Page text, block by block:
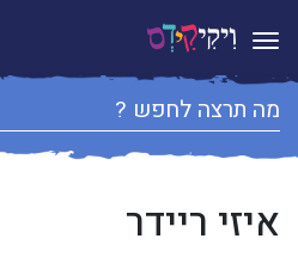
Toggle navigation
איזי ריידר